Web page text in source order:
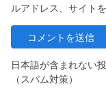
ルアドレス、サイト
日本語が含まれない
（スパム対策）